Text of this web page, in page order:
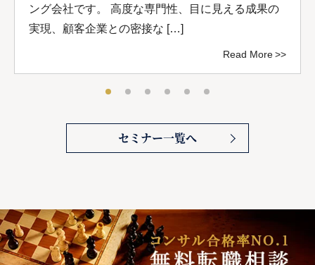
ング会社です。 高度な専門性、目に見える成果の
実現、顧客企業との密接な […]
Read More
セミナー一覧へ